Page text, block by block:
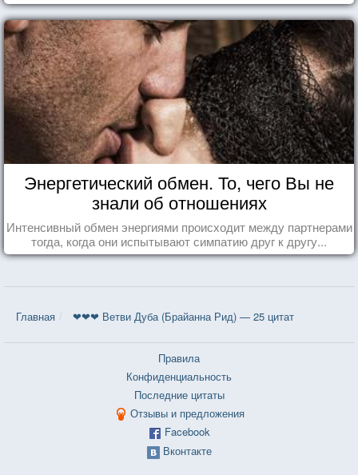
Энергетический обмен. То, чего Вы не
знали об отношениях
Интенсивный обмен энергиями происходит между партнерами
тогда, когда они испытывают симпатию друг к другу...
Главная ❤❤❤ Ветви Дуба (Брайанна Рид) — 25 цитат
Правила
Конфиденциальность
Последние цитаты
Отзывы и предложения
Facebook
Вконтакте